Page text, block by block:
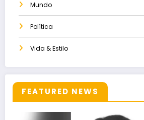
Mundo
Política
Vida & Estilo
FEATURED NEWS